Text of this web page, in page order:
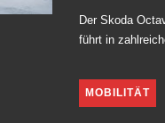
Der Skoda
führt in
MOBILITÄT